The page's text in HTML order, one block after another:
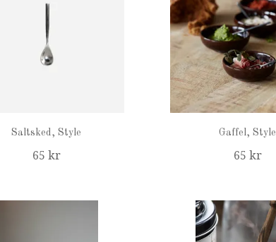
Saltsked, Style
65 kr
Gaffel, Style
65 kr